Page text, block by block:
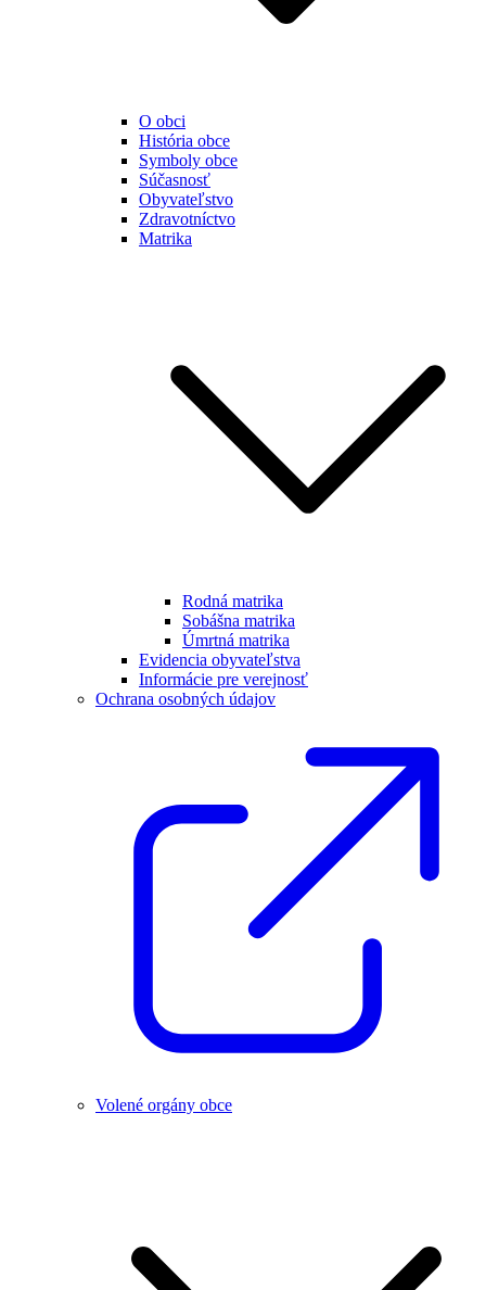
O obci
História obce
Symboly obce
Súčasnosť
Obyvateľstvo
Zdravotníctvo
Matrika
Rodná matrika
Sobášna matrika
Úmrtná matrika
Evidencia obyvateľstva
Informácie pre verejnosť
Ochrana osobných údajov
Volené orgány obce